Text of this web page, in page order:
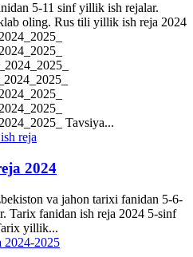
5-11 sinf yillik ish rejalar.
oling. Rus tili yillik ish reja 2024
Tavsiya...
2024
va jahon tarixi fanidan 5-6-
Tarix fanidan ish reja 2024 5-sinf
yillik...